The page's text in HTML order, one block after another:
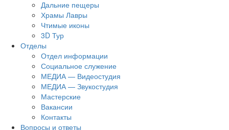
Дальние пещеры
Храмы Лавры
Чтимые иконы
3D Тур
Отделы
Отдел информации
Социальное служение
МЕДИА — Видеостудия
МЕДИА — Звукостудия
Мастерские
Вакансии
Контакты
Вопросы и ответы